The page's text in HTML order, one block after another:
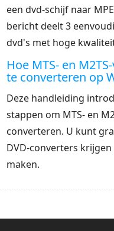
een dvd-schijf naar
bericht deelt 3
dvd's met hoge
Hoe MTS- en
te converteren op
Deze handleiding
stappen om MTS- en
converteren. U kunt
DVD-converters
maken.